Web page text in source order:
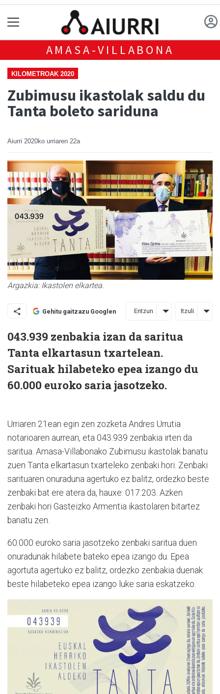
AMASA-VILLABONA
KILOMETROAK 2020
Zubimusu ikastolak saldu du
Tanta boleto sariduna
Aiurri 2020ko urriaren 22a
Argazkia: Ikastolen elkartea.
Gehitu gaitzazu Googlen Entzun Itzuli
043.939 zenbakia izan da saritua
Tanta elkartasun txartelean.
Sarituak hilabeteko epea izango du
60.000 euroko saria jasotzeko.
Urriaren 21ean egin zen zozketa Andres Urrutia
notarioaren aurrean, eta 043.939 zenbakia irten da
saritua. Amasa-Villabonako Zubimusu ikastolak banatu
zuen Tanta elkartasun txarteleko zenbaki hori. Zenbaki
sarituaren onuraduna agertuko ez balitz, ordezko beste
zenbaki bat ere atera da, hauxe: 017.203. Azken
zenbaki hori Gasteizko Armentia ikastolaren bitartez
banatu zen.
60.000 euroko saria jasotzeko zenbaki saritua duen
onuradunak hilabete bateko epea izango du. Epea
agortuta agertuko ez balitz, ordezko zenbakia duenak
beste hilabeteko epea izango luke saria eskatzeko.